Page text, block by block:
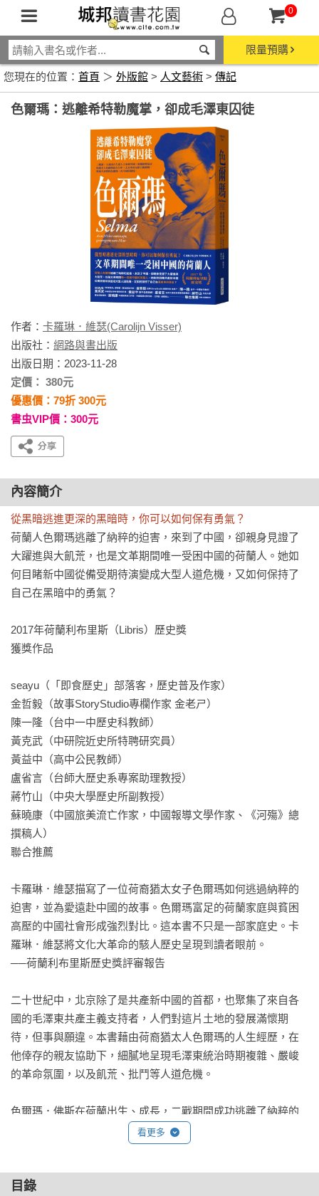
0
限量預購
您現在的位置： 首頁 ＞ 外版館 > 人文藝術 > 傳記
色爾瑪：逃離希特勒魔掌，卻成毛澤東囚徒
作者： 卡羅琳．維瑟(Carolijn Visser)
出版社： 網路與書出版
出版日期：2023-11-28
定價： 380元
優惠價：79折 300元
書虫VIP價：300元
內容簡介
從黑暗逃進更深的黑暗時，你可以如何保有勇氣？
荷蘭人色爾瑪逃離了納粹的迫害，來到了中國，卻親身見證了
大躍進與大飢荒，也是文革期間唯一受困中國的荷蘭人。她如
何目睹新中國從備受期待演變成大型人道危機，又如何保持了
自己在黑暗中的勇氣？
2017年荷蘭利布里斯（Libris）歷史獎
獲獎作品
seayu（「即食歷史」部落客，歷史普及作家）
金哲毅（故事StoryStudio專欄作家 金老ㄕ）
陳一隆（台中一中歷史科教師）
黃克武（中研院近史所特聘研究員）
黃益中（高中公民教師）
盧省言（台師大歷史系專案助理教授）
蔣竹山（中央大學歷史所副教授）
蘇曉康（中國旅美流亡作家，中國報導文學作家、《河殤》總
撰稿人）
聯合推薦
卡羅琳．維瑟描寫了一位荷裔猶太女子色爾瑪如何逃過納粹的
迫害，並為愛遠赴中國的故事。色爾瑪富足的荷蘭家庭與貧困
高壓的中國社會形成強烈對比。這本書不只是一部家庭史。卡
羅琳．維瑟將文化大革命的駭人歷史呈現到讀者眼前。
──荷蘭利布里斯歷史獎評審報告
二十世紀中，北京除了是共產新中國的首都，也聚集了來自各
國的毛澤東共產主義支持者，人們對這片土地的發展滿懷期
待，但事與願違。本書藉由荷裔猶太人色爾瑪的人生經歷，在
他倖存的親友協助下，細膩地呈現毛澤東統治時期複雜、嚴峻
的革命氛圍，以及飢荒、批鬥等人道危機。
色爾瑪．佛斯在荷蘭出生、成長，二戰期間成功逃離了納粹的
迫害。就讀劍橋大學期間，色爾瑪遇上了她未來的丈夫：曹日
昌。兩人生下子女後，在北京共組家庭。
曹日昌在共產新中國身居要職，但有外國血統的色爾瑪與其子
看更多
目錄